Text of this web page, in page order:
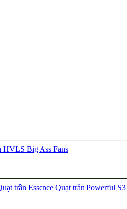
HVLS Big Ass Fans
trần Essence Quạt trần Powerful S3